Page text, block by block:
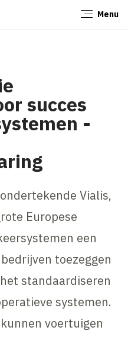
Menu
succes
-
Vialis,
Europese
een
toezeggen
standaardiseren
systemen.
voertuigen
Sluiten